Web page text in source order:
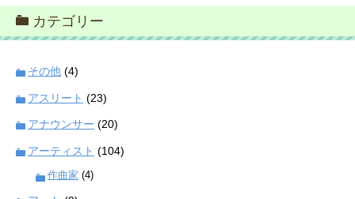
カテゴリー
その他 (4)
アスリート (23)
アナウンサー (20)
アーティスト (104)
作曲家 (4)